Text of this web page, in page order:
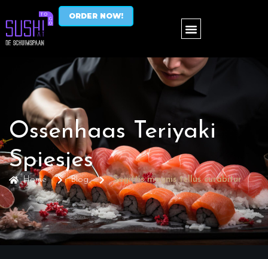
ORDER NOW!
Ossenhaas Teriyaki
Spiesjes
Home Blog Sagittis magnis tellus curabitur